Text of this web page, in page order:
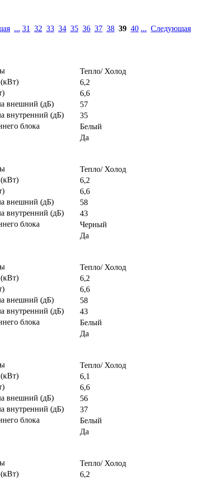
... 31 32 33 34 35 36 37 38 39 40 ... Следующая
Тепло/ Холод
6,2
6,6
внешний (дБ)
57
внутренний (дБ)
35
блока
Белый
Да
Тепло/ Холод
6,2
6,6
внешний (дБ)
58
внутренний (дБ)
43
блока
Черный
Да
Тепло/ Холод
6,2
6,6
внешний (дБ)
58
внутренний (дБ)
43
блока
Белый
Да
Тепло/ Холод
6,1
6,6
внешний (дБ)
56
внутренний (дБ)
37
блока
Белый
Да
Тепло/ Холод
6,2